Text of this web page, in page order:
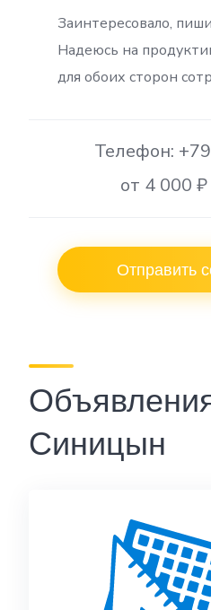
Заинтересовало,
Надеюсь на
для обоих сторон
Телефон:
от 4 000
Отправить
Синицын